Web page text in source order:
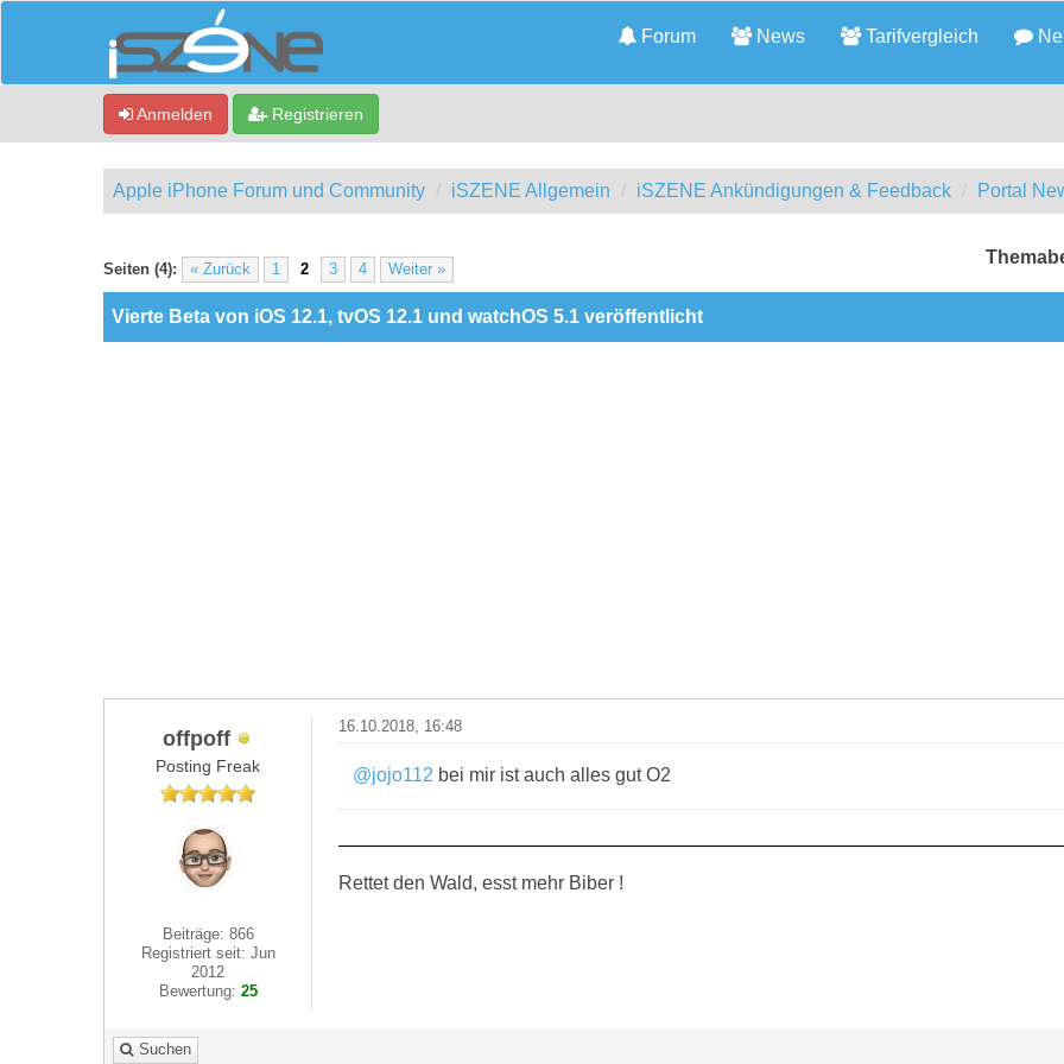
Forum News Tarifvergleich
Anmelden Registrieren
Apple iPhone Forum und Community iSZENE Allgemein iSZENE Ankündigungen & Feedback Portal
Seiten (4): « Zurück 1 2 3 4 Weiter »
- 0 im Durchschnitt
Vierte Beta von iOS 12.1, tvOS 12.1 und watchOS 5.1 veröffentlicht
offpoff
Posting Freak
Beiträge: 866
Registriert seit: Jun
2012
Bewertung: 25
16.10.2018, 16:48
@jojo112 bei mir ist auch alles gut O2
Rettet den Wald, esst mehr Biber !
Suchen